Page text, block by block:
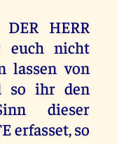
HERR
euch nicht
lassen von
so ihr den
dieser
erfasset, so